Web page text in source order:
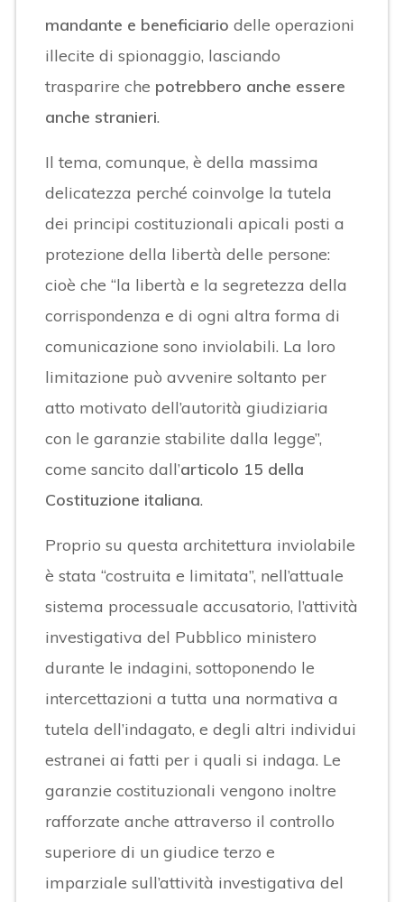
mandante e beneficiariodelle operazioni
illecite di spionaggio, lasciando
trasparire che potrebbero anche essere
anche stranieri.
Il tema, comunque, è della massima
delicatezza perché coinvolge la tutela
dei principi costituzionali apicali posti a
protezione della libertà delle persone:
cioè che “la libertà e la segretezza della
corrispondenza e di ogni altra forma di
comunicazione sono inviolabili. La loro
limitazione può avvenire soltanto per
atto motivato dell’autorità giudiziaria
con le garanzie stabilite dalla legge”,
come sancito dall’articolo 15 della
Costituzione italiana.
Proprio su questa architettura inviolabile
è stata “costruita e limitata”, nell’attuale
sistema processuale accusatorio, l’attività
investigativa del Pubblico ministero
durante le indagini, sottoponendo le
intercettazioni a tutta una normativa a
tutela dell’indagato, e degli altri individui
estranei ai fatti per i quali si indaga. Le
garanzie costituzionali vengono inoltre
rafforzate anche attraverso il controllo
superiore di un giudice terzo e
imparziale sull’attività investigativa del